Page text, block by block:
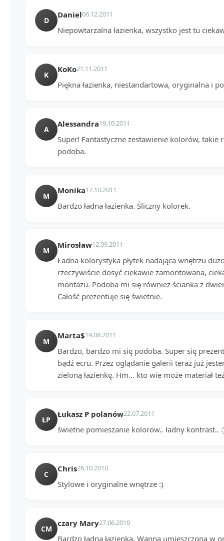
D
Daniel06.12.2011
Niepowtarzalna łazienka, wszystko jest tu
K
KoKo21.11.2011
Piękna łazienka, niestandartowa, oryginalna i
A
Alessandra19.10.2011
Super! Fantastyczne zestawienie kolorów, takie
podoba.
M
Monika17.10.2011
Bardzo ładna łazienka. Śliczny kolorek.
M
Mirosław12.09.2011
Ładna kolorystyka płytek nadająca wnętrzu
rzeczywiście dosyć ciekawie zamontowana,
montażu. Podoba mi się również ścianka z
Całość prezentuje się świetnie.
M
Marta$19.08.2011
Bardzo, bardzo mi się podoba. Super się
bądź ecru. Przez oglądanie galerii teraz już
zieloną łazienkę. Hm... kto wie może materiał
ŁP
Łukasz P polanów22.07.2011
świetne pomieszanie kolorow.. ładny kontrast..
C
Chris26.10.2010
Stylowe i oryginalne wnętrze :)
CM
czary Mary27.06.2010
Bardzo ładna łazienka. Wanna umieszczona w